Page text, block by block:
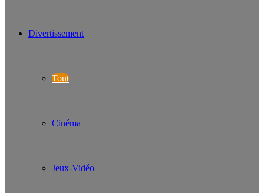
Divertissement
Tout
Cinéma
Jeux-Vidéo